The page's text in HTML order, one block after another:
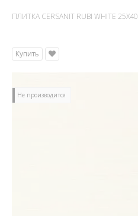
ПЛИТКА CERSANIT RUBI WHITE 25X40
Купить
Не производится